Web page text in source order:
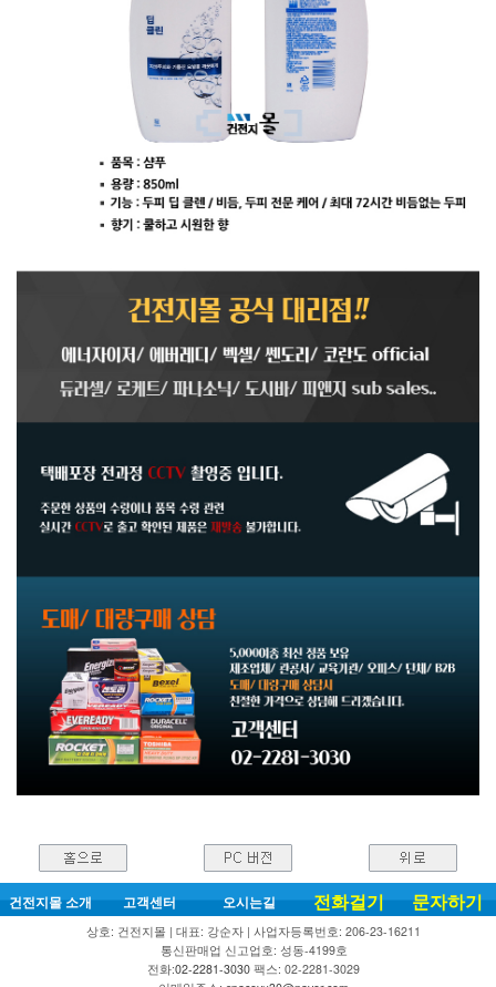
건전지몰 소개 고객센터 오시는길 전화걸기 문자하기
상호: 건전지몰 | 대표: 강순자 | 사업자등록번호: 206-23-16211
통신판매업 신고업호: 성동-4199호
전화:02-2281-3030 팩스: 02-2281-3029